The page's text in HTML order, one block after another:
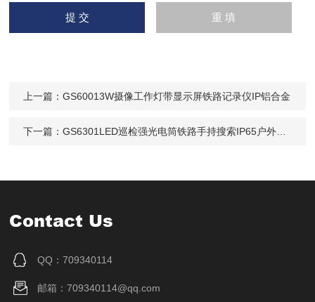
上一篇：GS60013W摄像工作灯带显示屏铁路记录仪IP铝合金
下一篇：GS6301LED巡检强光电筒铁路手持搜索IP65户外防水
Contact Us
QQ：709340114
邮箱：709340114@qq.com